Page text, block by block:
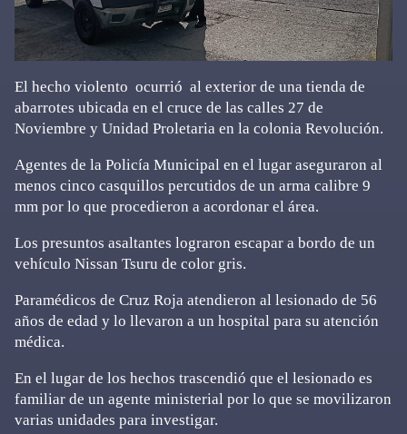
El hecho violento ocurrió al exterior de una tienda de
abarrotes ubicada en el cruce de las calles 27 de
Noviembre y Unidad Proletaria en la colonia Revolución.
Agentes de la Policía Municipal en el lugar aseguraron al
menos cinco casquillos percutidos de un arma calibre 9
mm por lo que procedieron a acordonar el área.
Los presuntos asaltantes lograron escapar a bordo de un
vehículo Nissan Tsuru de color gris.
Paramédicos de Cruz Roja atendieron al lesionado de 56
años de edad y lo llevaron a un hospital para su atención
médica.
En el lugar de los hechos trascendió que el lesionado es
familiar de un agente ministerial por lo que se movilizaron
varias unidades para investigar.